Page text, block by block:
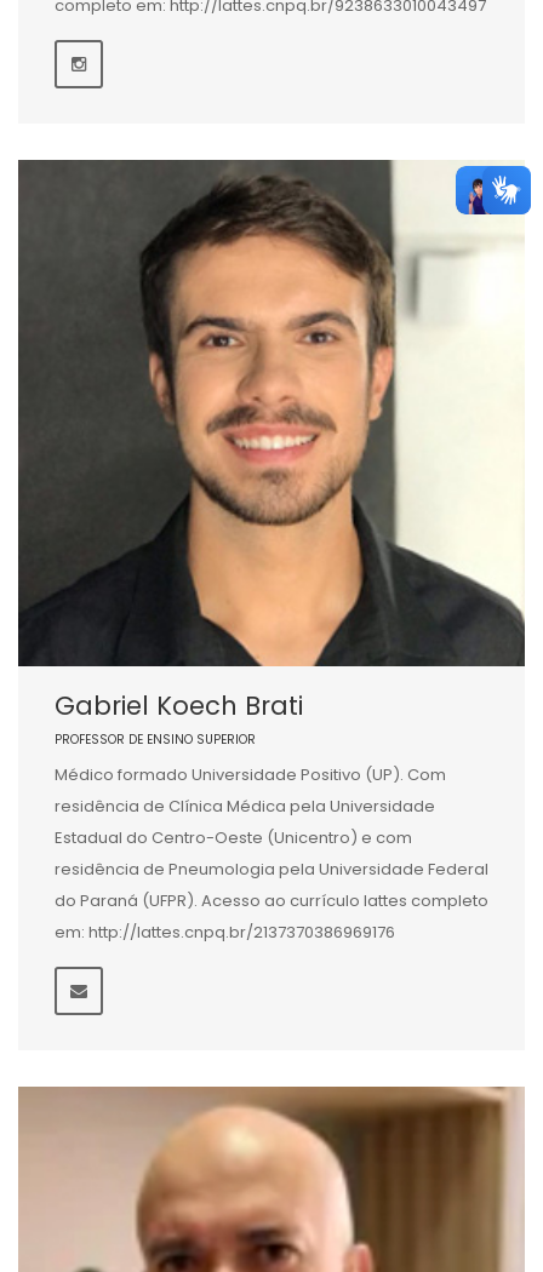
completo em: http://lattes.cnpq.br/9238633010043497
Gabriel Koech Brati
PROFESSOR DE ENSINO SUPERIOR
Médico formado Universidade Positivo (UP). Com
residência de Clínica Médica pela Universidade
Estadual do Centro-Oeste (Unicentro) e com
residência de Pneumologia pela Universidade Federal
do Paraná (UFPR). Acesso ao currículo lattes completo
em: http://lattes.cnpq.br/2137370386969176